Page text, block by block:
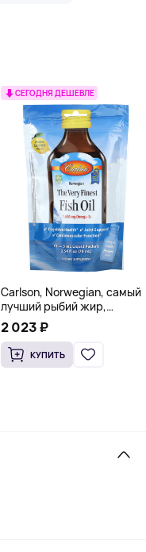
СЕГОДНЯ ДЕШЕВЛЕ
Carlson, Norwegian, самый
лучший рыбий жир,
натуральный лимон, 15
пакетиков (5 мл) каждый
2 023 ₽
КУПИТЬ